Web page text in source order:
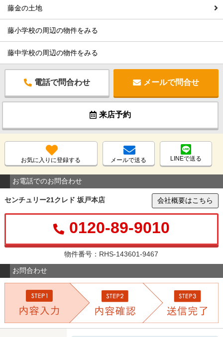
藤金の土地
藤小学校の周辺の物件をみる
藤中学校の周辺の物件をみる
電話で問合わせ メールで問合せ
来店予約
お気に入りに登録する メールで送る LINEで送る
お電話でのお問合わせ
センチュリー21クレド 坂戸本店 会社概要はこちら
0120-89-9010
物件番号：RHS-143601-9467
お問合わせ